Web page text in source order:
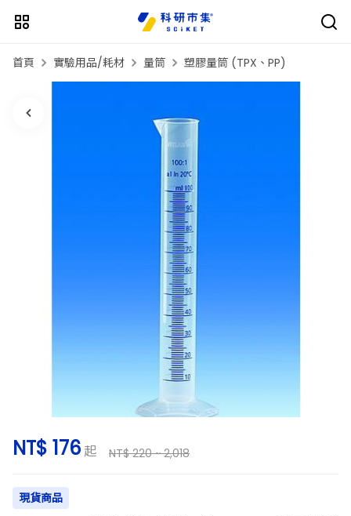
首頁 實驗用品/耗材 量筒 塑膠量筒 (TPX、PP)
NT$ 176起 NT$ 220 ~ 2,018
現貨商品